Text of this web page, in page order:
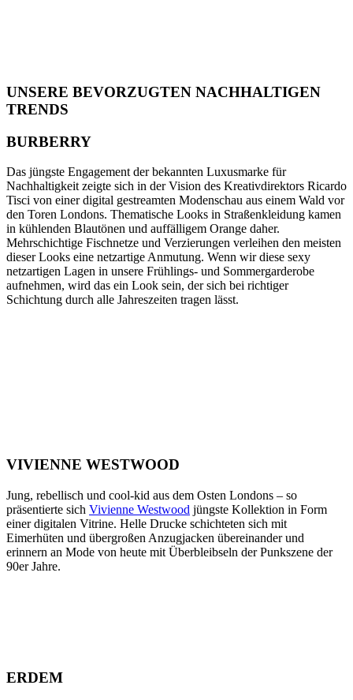
UNSERE BEVORZUGTEN NACHHALTIGEN
TRENDS
BURBERRY
Das jüngste Engagement der bekannten Luxusmarke für
Nachhaltigkeit zeigte sich in der Vision des Kreativdirektors Ricardo
Tisci von einer digital gestreamten Modenschau aus einem Wald vor
den Toren Londons. Thematische Looks in Straßenkleidung kamen
in kühlenden Blautönen und auffälligem Orange daher.
Mehrschichtige Fischnetze und Verzierungen verleihen den meisten
dieser Looks eine netzartige Anmutung. Wenn wir diese sexy
netzartigen Lagen in unsere Frühlings- und Sommergarderobe
aufnehmen, wird das ein Look sein, der sich bei richtiger
Schichtung durch alle Jahreszeiten tragen lässt.
VIVIENNE WESTWOOD
Jung, rebellisch und cool-kid aus dem Osten Londons – so
präsentierte sich Vivienne Westwood jüngste Kollektion in Form
einer digitalen Vitrine. Helle Drucke schichteten sich mit
Eimerhüten und übergroßen Anzugjacken übereinander und
erinnern an Mode von heute mit Überbleibseln der Punkszene der
90er Jahre.
ERDEM